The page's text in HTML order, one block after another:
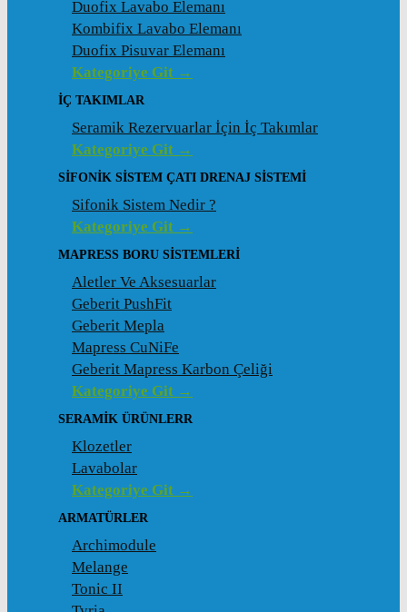
Duofix Lavabo Elemanı
Kombifix Lavabo Elemanı
Duofix Pisuvar Elemanı
Kategoriye Git →
İÇ TAKIMLAR
Seramik Rezervuarlar İçin İç Takımlar
Kategoriye Git →
SIFONIK SISTEM ÇATI DRENAJ SISTEMI
Sifonik Sistem Nedir ?
Kategoriye Git →
MAPRESS BORU SISTEMLERI
Aletler Ve Aksesuarlar
Geberit PushFit
Geberit Mepla
Mapress CuNiFe
Geberit Mapress Karbon Çeliği
Kategoriye Git →
SERAMIK ÜRÜNLERR
Klozetler
Lavabolar
Kategoriye Git →
ARMATÜRLER
Archimodule
Melange
Tonic II